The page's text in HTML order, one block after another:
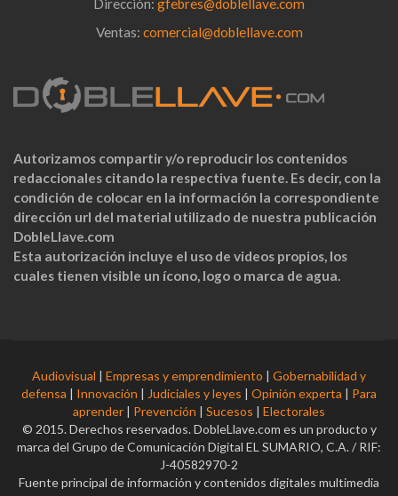
Dirección: gfebres@doblellave.com
Ventas: comercial@doblellave.com
Autorizamos compartir y/o reproducir los contenidos
redaccionales citando la respectiva fuente. Es decir, con la
condición de colocar en la información la correspondiente
dirección url del material utilizado de nuestra publicación
DobleLlave.com
Esta autorización incluye el uso de videos propios, los
cuales tienen visible un ícono, logo o marca de agua.
Audiovisual | Empresas y emprendimiento | Gobernabilidad y
defensa | Innovación | Judiciales y leyes | Opinión experta | Para
aprender | Prevención | Sucesos | Electorales
© 2015. Derechos reservados. DobleLlave.com es un producto y
marca del Grupo de Comunicación Digital EL SUMARIO, C.A. / RIF:
J-40582970-2
Fuente principal de información y contenidos digitales multimedia